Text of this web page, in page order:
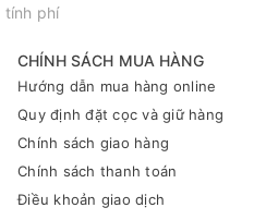
CHÍNH SÁCH MUA HÀNG
Hướng dẫn mua hàng online
Quy định đặt cọc và giữ hàng
Chính sách giao hàng
Chính sách thanh toán
Điều khoản giao dịch
tính phí